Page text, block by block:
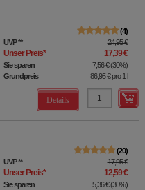
4
UVP** 24,95 €
Unser Preis* 17,39 €
Sie sparen 7,56 €(30%)
Grundpreis
86,95 €pro 1 l
Details
20
UVP** 17,95 €
Unser Preis* 12,59 €
Sie sparen 5,36 €(30%)